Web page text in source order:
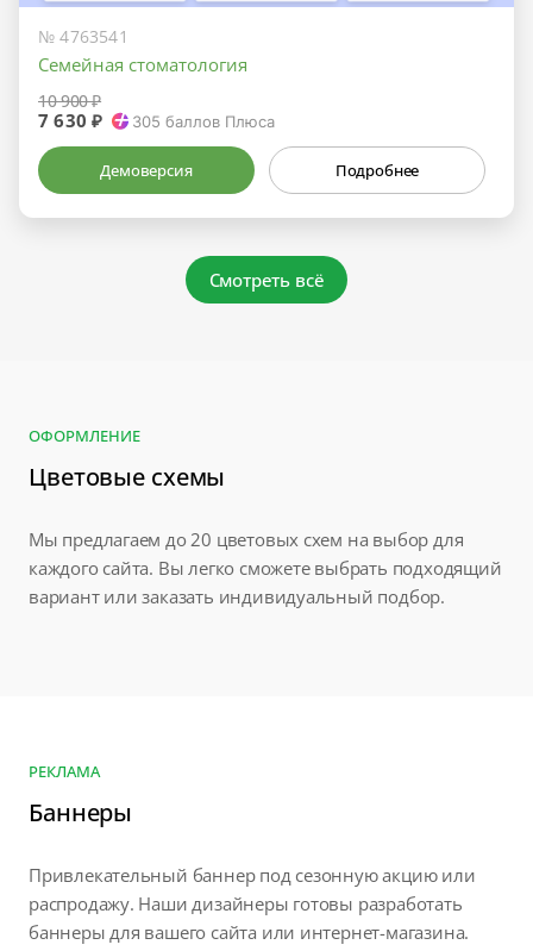
№ 4763541
Семейная стоматология
10 900 ₽
7 630 ₽ 305 баллов Плюса
Демоверсия Подробнее
Смотреть всё
ОФОРМЛЕНИЕ
Цветовые схемы
Мы предлагаем до 20 цветовых схем на выбор для
каждого сайта. Вы легко сможете выбрать подходящий
вариант или заказать индивидуальный подбор.
РЕКЛАМА
Баннеры
Привлекательный баннер под сезонную акцию или
распродажу. Наши дизайнеры готовы разработать
баннеры для вашего сайта или интернет-магазина.